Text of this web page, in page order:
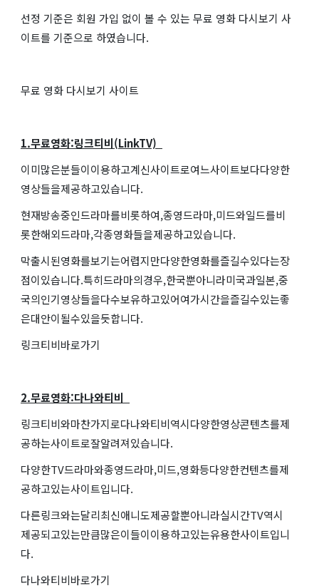
선정 기준은 회원 가입 없이 볼 수 있는 무료 영화 다시보기 사
이트를 기준으로 하였습니다.
무료 영화 다시보기 사이트
1.무료영화:링크티비(LinkTV)
이미많은분들이이용하고계신사이트로여느사이트보다다양한
영상들을제공하고있습니다.
현재방송중인드라마를비롯하여,종영드라마,미드와일드를비
롯한해외드라마,각종영화들을제공하고있습니다.
막출시된영화를보기는어렵지만다양한영화를즐길수있다는장
점이있습니다.특히드라마의경우,한국뿐아니라미국과일본,중
국의인기영상들을다수보유하고있어여가시간을즐길수있는좋
은대안이될수있을듯합니다.
링크티비바로가기
2.무료영화:다나와티비
링크티비와마찬가지로다나와티비역시다양한영상콘텐츠를제
공하는사이트로잘알려져있습니다.
다양한TV드라마와종영드라마,미드,영화등다양한컨텐츠를제
공하고있는사이트입니다.
다른링크와는달리최신애니도제공할뿐아니라실시간TV역시
제공되고있는만큼많은이들이이용하고있는유용한사이트입니
다.
다나와티비바로가기